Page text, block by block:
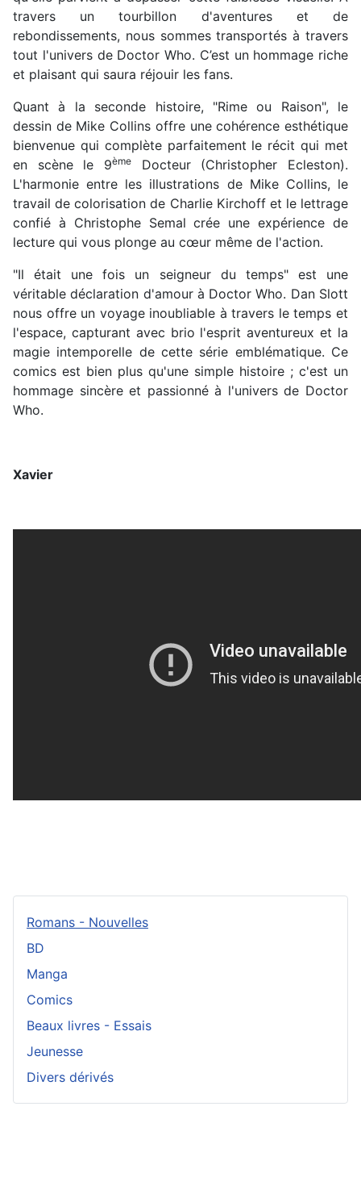
Romans - Nouvelles
BD
Manga
Comics
Beaux livres - Essais
Jeunesse
Divers dérivés
travers un tourbillon d'aventures et de
rebondissements, nous sommes transportés à travers
tout l'univers de Doctor Who. C’est un hommage riche
et plaisant qui saura réjouir les fans.
Quant à la seconde histoire, "Rime ou Raison", le
dessin de Mike Collins offre une cohérence esthétique
bienvenue qui complète parfaitement le récit qui met
en scène le 9ème
Docteur (Christopher Ecleston).
L'harmonie entre les illustrations de Mike Collins, le
travail de colorisation de Charlie Kirchoff et le lettrage
confié à Christophe Semal crée une expérience de
lecture qui vous plonge au cœur même de l'action.
"Il était une fois un seigneur du temps" est une
véritable déclaration d'amour à Doctor Who. Dan Slott
nous offre un voyage inoubliable à travers le temps et
l'espace, capturant avec brio l'esprit aventureux et la
magie intemporelle de cette série emblématique. Ce
comics est bien plus qu'une simple histoire ; c'est un
hommage sincère et passionné à l'univers de Doctor
Who.
Xavier